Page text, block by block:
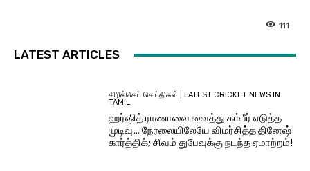
111
LATEST ARTICLES
கிரிக்கெட் செய்திகள் | LATEST CRICKET NEWS IN
TAMIL
ஹர்ஷித் ராணாவை வைத்து கம்பீர் எடுத்த
முடிவு… நேரலையிலேயே விமர்சித்த தினேஷ்
கார்த்திக்; சிவம் துபேவுக்கு நடந்த ஏமாற்றம்!